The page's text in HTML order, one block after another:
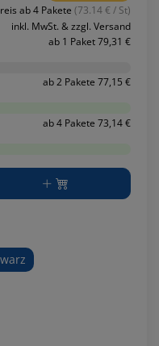
ab 4 Pakete (73.14 € / St)
inkl. MwSt. & zzgl. Versand
ab 1 Paket 79,31 €
ab 2 Pakete 77,15 €
ab 4 Pakete 73,14 €